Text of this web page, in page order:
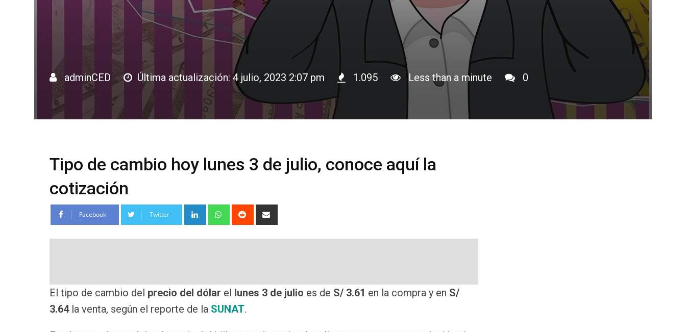
adminCED Última actualización: 4 julio, 2023 2:07 pm 1.095 Less than a minute 0
Tipo de cambio hoy lunes 3 de julio, conoce aquí la
cotización
Facebook Twitter LinkedInWhatsapp
Reddit
via
El tipo de cambio del precio del dólar el lunes 3 de julio es de S/ 3.61 en la compra y en S/
3.64 la venta, según el reporte de la SUNAT.